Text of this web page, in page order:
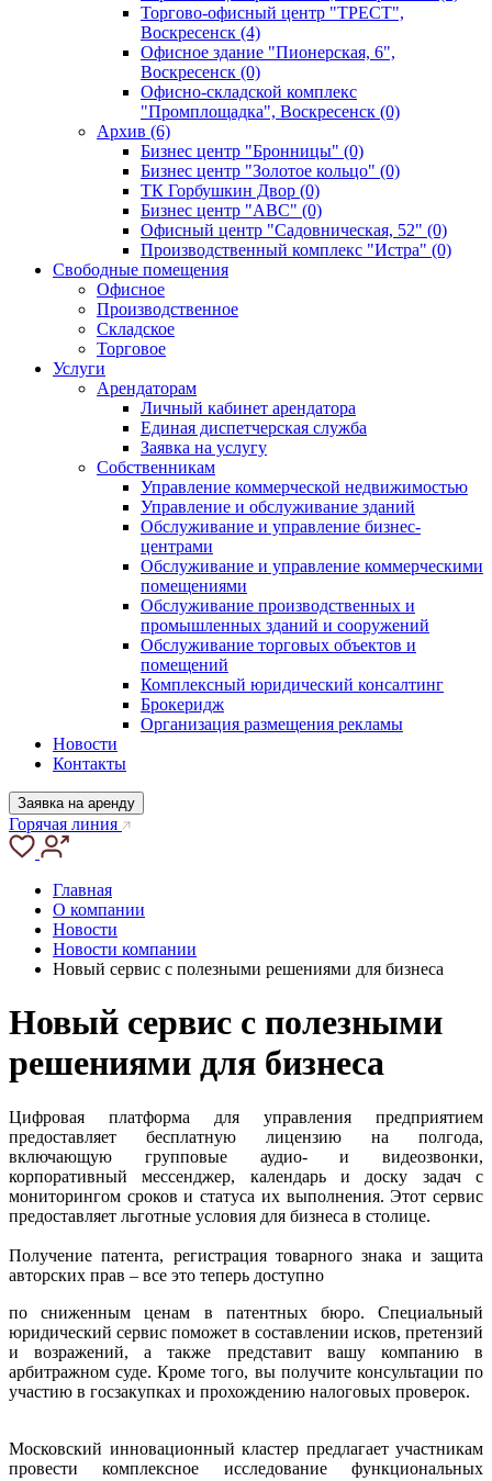
Торгово-офисный центр "ТРЕСТ",
Воскресенск (4)
Офисное здание "Пионерская, 6",
Воскресенск (0)
Офисно-складской комплекс
"Промплощадка", Воскресенск (0)
Архив (6)
Бизнес центр "Бронницы" (0)
Бизнес центр "Золотое кольцо" (0)
ТК Горбушкин Двор (0)
Бизнес центр "АВС" (0)
Офисный центр "Садовническая, 52" (0)
Производственный комплекс "Истра" (0)
Свободные помещения
Офисное
Производственное
Складское
Торговое
Услуги
Арендаторам
Личный кабинет арендатора
Единая диспетчерская служба
Заявка на услугу
Собственникам
Управление коммерческой недвижимостью
Управление и обслуживание зданий
Обслуживание и управление бизнес-
центрами
Обслуживание и управление коммерческими
помещениями
Обслуживание производственных и
промышленных зданий и сооружений
Обслуживание торговых объектов и
помещений
Комплексный юридический консалтинг
Брокеридж
Организация размещения рекламы
Новости
Контакты
Заявка на аренду
Горячая линия
Главная
О компании
Новости
Новости компании
Новый сервис с полезными решениями для бизнеса
Новый сервис с полезными
решениями для бизнеса
Цифровая платформа для управления предприятием
предоставляет бесплатную лицензию на полгода,
включающую групповые аудио- и видеозвонки,
корпоративный мессенджер, календарь и доску задач с
мониторингом сроков и статуса их выполнения. Этот сервис
предоставляет льготные условия для бизнеса в столице.
Получение патента, регистрация товарного знака и защита
авторских прав – все это теперь доступно
по сниженным ценам в патентных бюро. Специальный
юридический сервис поможет в составлении исков, претензий
и возражений, а также представит вашу компанию в
арбитражном суде. Кроме того, вы получите консультации по
участию в госзакупках и прохождению налоговых проверок.
Московский инновационный кластер предлагает участникам
провести комплексное исследование функциональных